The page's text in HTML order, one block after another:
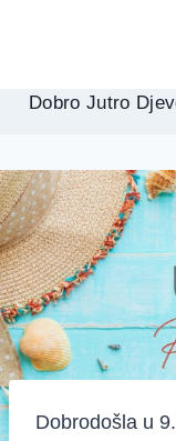
Dobro Jutro
Dobrodošla u